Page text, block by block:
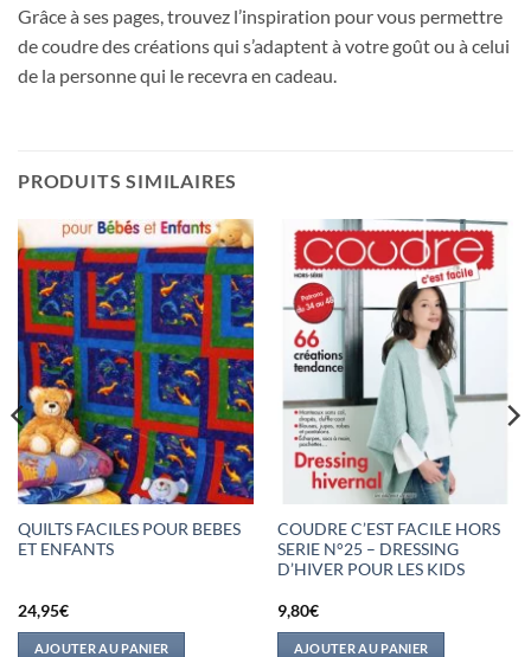
Grâce à ses pages, trouvez l’inspiration pour vous permettre
de coudre des créations qui s’adaptent à votre goût ou à celui
de la personne qui le recevra en cadeau.
PRODUITS SIMILAIRES
QUILTS FACILES POUR BEBES
ET ENFANTS
24,95€
AJOUTER AU PANIER
COUDRE C’EST FACILE HORS
SERIE N°25 – DRESSING
D’HIVER POUR LES KIDS
9,80€
AJOUTER AU PANIER